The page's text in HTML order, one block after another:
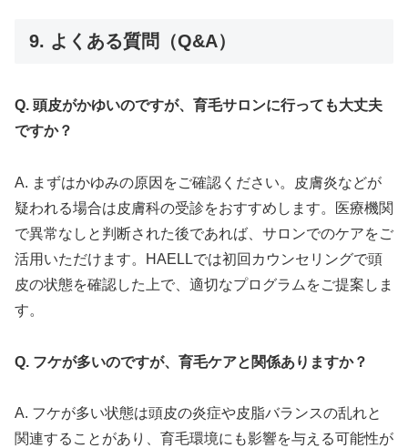
9. よくある質問（Q&A）
Q. 頭皮がかゆいのですが、育毛サロンに行っても大丈夫
ですか？
A. まずはかゆみの原因をご確認ください。皮膚炎などが
疑われる場合は皮膚科の受診をおすすめします。医療機関
で異常なしと判断された後であれば、サロンでのケアをご
活用いただけます。HAELLでは初回カウンセリングで頭
皮の状態を確認した上で、適切なプログラムをご提案しま
す。
Q. フケが多いのですが、育毛ケアと関係ありますか？
A. フケが多い状態は頭皮の炎症や皮脂バランスの乱れと
関連することがあり、育毛環境にも影響を与える可能性が